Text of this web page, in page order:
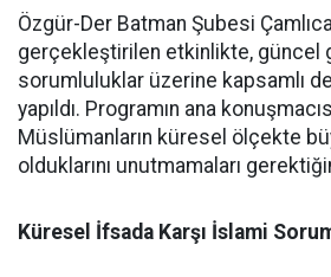
Özgür-Der Batman Şubesi
gerçekleştirilen etkinlikte, güncel
sorumluluklar üzerine kapsamlı
yapıldı. Programın ana
Müslümanların küresel ölçekte
olduklarını unutmamaları
Küresel İfsada Karşı İslami